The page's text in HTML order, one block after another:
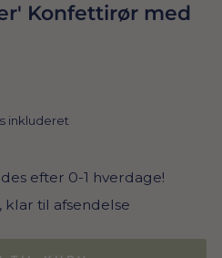
Konfettirør med
inkluderet
efter 0-1 hverdage!
klar til afsendelse